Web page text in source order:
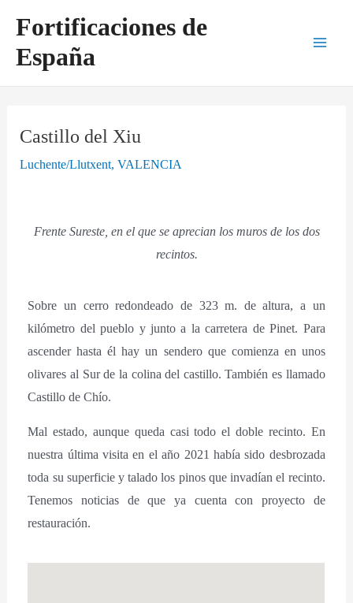
contenido
Fortificaciones de
España
Castillo del Xiu
Luchente/Llutxent,VALENCIA
Frente Sureste, en el que se aprecian los muros de los dos
recintos.
Sobre un cerro redondeado de 323 m. de altura, a un
kilómetro del pueblo y junto a la carretera de Pinet. Para
ascender hasta él hay un sendero que comienza en unos
olivares al Sur de la colina del castillo. También es llamado
Castillo de Chío.
Mal estado, aunque queda casi todo el doble recinto. En
nuestra última visita en el año 2021 había sido desbrozada
toda su superficie y talado los pinos que invadían el recinto.
Tenemos noticias de que ya cuenta con proyecto de
restauración.
de
entradas